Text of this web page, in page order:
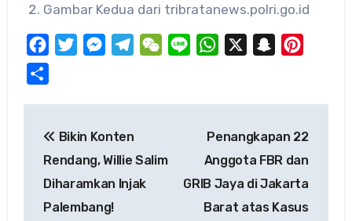
Gambar Kedua dari tribratanews.polri.go.id
FacebookTwitterMessengerTelegramWeChat
Line WhatsApp Snapchat
navigation
Bikin Konten
Rendang, Willie Salim
Diharamkan Injak
Palembang!
Penangkapan 22
Anggota FBR dan
GRIB Jaya di Jakarta
Barat atas Kasus